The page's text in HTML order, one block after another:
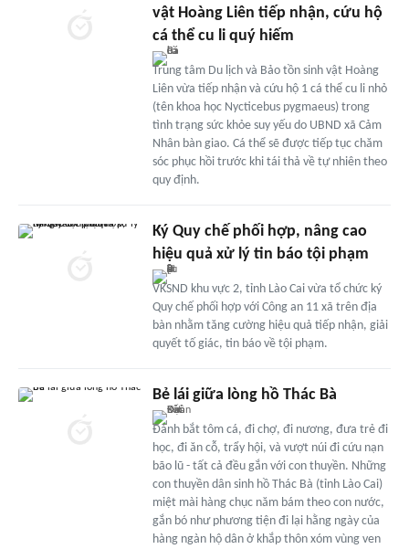
vật Hoàng Liên tiếp nhận, cứu hộ
cá thể cu li quý hiếm
Trung tâm Du lịch và Bảo tồn sinh vật Hoàng
Liên vừa tiếp nhận và cứu hộ 1 cá thể cu li nhỏ
(tên khoa học Nycticebus pygmaeus) trong
tình trạng sức khỏe suy yếu do UBND xã Cảm
Nhân bàn giao. Cá thể sẽ được tiếp tục chăm
sóc phục hồi trước khi tái thả về tự nhiên theo
quy định.
Ký Quy chế phối hợp, nâng cao
hiệu quả xử lý tin báo tội phạm
VKSND khu vực 2, tỉnh Lào Cai vừa tổ chức ký
Quy chế phối hợp với Công an 11 xã trên địa
bàn nhằm tăng cường hiệu quả tiếp nhận, giải
quyết tố giác, tin báo về tội phạm.
Bẻ lái giữa lòng hồ Thác Bà
Đánh bắt tôm cá, đi chợ, đi nương, đưa trẻ đi
học, đi ăn cỗ, trẩy hội, và vượt núi đi cứu nạn
bão lũ - tất cả đều gắn với con thuyền. Những
con thuyền dân sinh hồ Thác Bà (tỉnh Lào Cai)
miệt mài hàng chục năm bám theo con nước,
gắn bó như phương tiện đi lại hằng ngày của
hàng ngàn hộ dân ở khắp thôn xóm vùng ven